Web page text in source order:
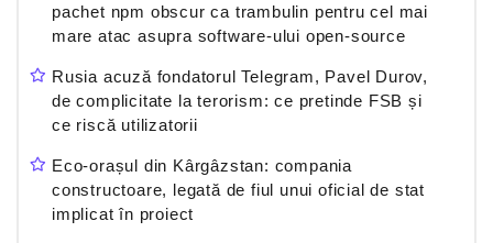
pachet npm obscur ca trambulin pentru cel mai
mare atac asupra software-ului open-source
Rusia acuză fondatorul Telegram, Pavel Durov,
de complicitate la terorism: ce pretinde FSB și
ce riscă utilizatorii
Eco-orașul din Kârgâzstan: compania
constructoare, legată de fiul unui oficial de stat
implicat în proiect